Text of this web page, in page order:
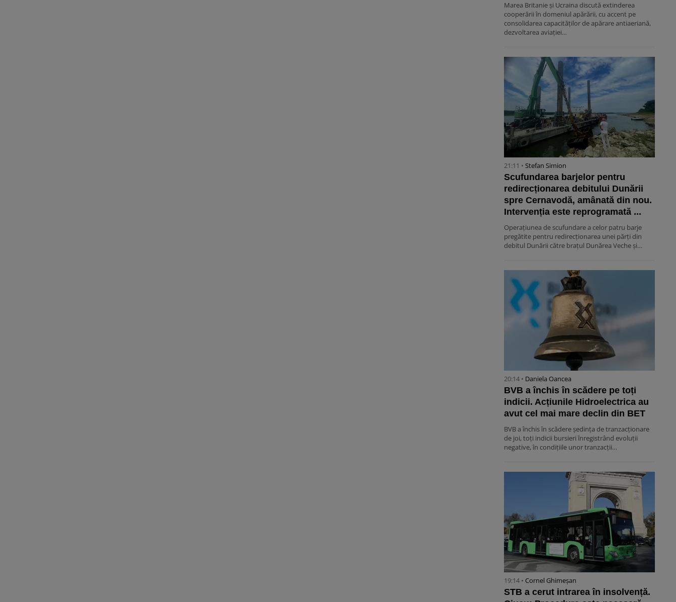
Marea Britanie și Ucraina discută extinderea
cooperării în domeniul apărării, cu accent pe
consolidarea capacităților de apărare antiaeriană,
dezvoltarea aviației…
21:11 • Stefan Simion
Scufundarea barjelor pentru
redirecționarea debitului Dunării
spre Cernavodă, amânată din nou.
Intervenția este reprogramată ...
Operațiunea de scufundare a celor patru barje
pregătite pentru redirecționarea unei părți din
debitul Dunării către brațul Dunărea Veche și…
20:14 • Daniela Oancea
BVB a închis în scădere pe toți
indicii. Acțiunile Hidroelectrica au
avut cel mai mare declin din BET
BVB a închis în scădere ședința de tranzacționare
de joi, toți indicii bursieri înregistrând evoluții
negative, în condițiile unor tranzacții…
19:14 • Cornel Ghimeșan
STB a cerut intrarea în insolvență.